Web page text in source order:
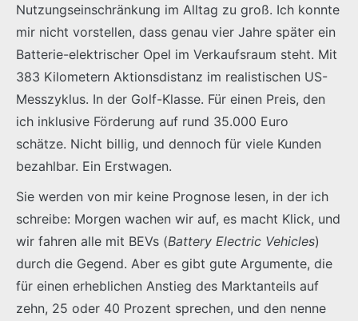
Nutzungseinschränkung im Alltag zu groß. Ich konnte
mir nicht vorstellen, dass genau vier Jahre später ein
Batterie-elektrischer Opel im Verkaufsraum steht. Mit
383 Kilometern Aktionsdistanz im realistischen US-
Messzyklus. In der Golf-Klasse. Für einen Preis, den
ich inklusive Förderung auf rund 35.000 Euro
schätze. Nicht billig, und dennoch für viele Kunden
bezahlbar. Ein Erstwagen.
Sie werden von mir keine Prognose lesen, in der ich
schreibe: Morgen wachen wir auf, es macht Klick, und
wir fahren alle mit BEVs (Battery Electric Vehicles)
durch die Gegend. Aber es gibt gute Argumente, die
für einen erheblichen Anstieg des Marktanteils auf
zehn, 25 oder 40 Prozent sprechen, und den nenne